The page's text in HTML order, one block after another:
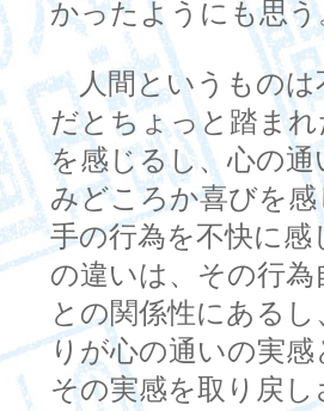
かったようにも思う
人間というものは
だとちょっと踏ま
を感じるし、心の
みどころか喜びを
手の行為を不快に
の違いは、その行
との関係性にある
りが心の通いの実
その実感を取り戻